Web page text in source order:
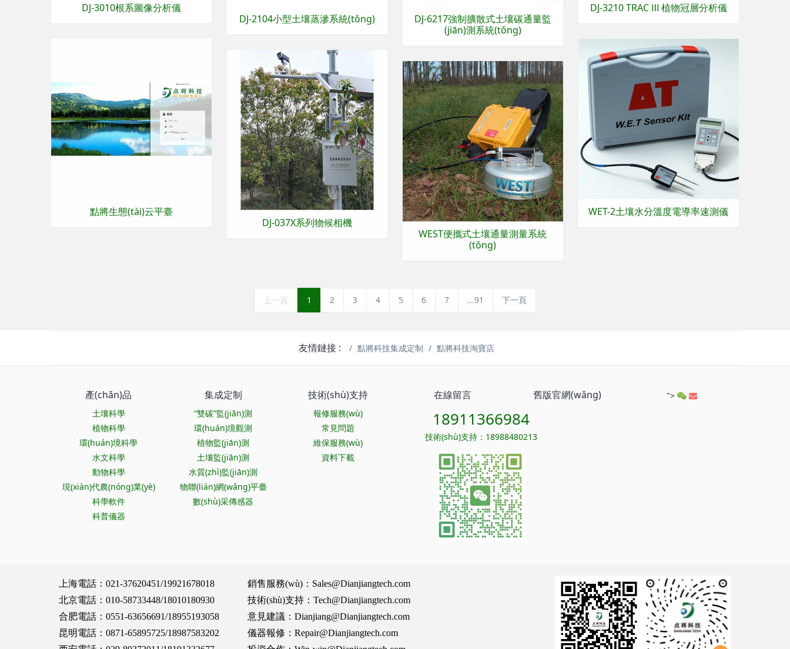
DJ-3010根系圖像分析儀
DJ-3210 TRAC Ⅲ 植物冠層分析儀
DJ-2104小型土壤蒸滲系統(tǒng)
DJ-6217強制擴散式土壤碳通量監
(jiān)測系統(tǒng)
點將生態(tài)云平臺
WET-2土壤水分溫度電導率速測儀
DJ-037X系列物候相機
WEST便攜式土壤通量測量系統
(tǒng)
上一頁 1 2 3 4 5 6 7 ...91 下一頁
友情鏈接 : 點將科技集成定制 點將科技淘寶店
產(chǎn)品
土壤科學
植物科學
環(huán)境科學
水文科學
動物科學
現(xiàn)代農(nóng)業(yè)
科學軟件
科普儀器
集成定制
“雙碳”監(jiān)測
環(huán)境觀測
植物監(jiān)測
土壤監(jiān)測
水質(zhì)監(jiān)測
物聯(lián)網(wǎng)平臺
數(shù)采傳感器
技術(shù)支持
報修服務(wù)
常見問題
維保服務(wù)
資料下載
在線留言 舊版官網(wǎng)
18911366984
技術(shù)支持：18988480213
">
上海電話：021-37620451/19921678018 銷售服務(wù)：Sales@Dianjiangtech.com
北京電話：010-58733448/18010180930 技術(shù)支持：Tech@Dianjiangtech.com
合肥電話：0551-63656691/18955193058 意見建議：Dianjiang@Dianjiangtech.com
昆明電話：0871-65895725/18987583202 儀器報修：Repair@Dianjiangtech.com